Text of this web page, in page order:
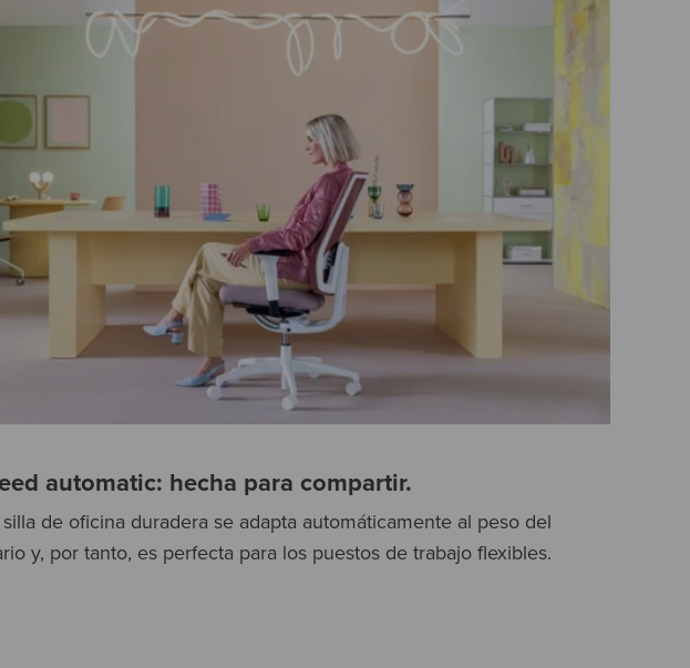
automatic: hecha para compartir.
silla de oficina duradera se adapta automáticamente al peso del
y, por tanto, es perfecta para los puestos de trabajo flexibles.